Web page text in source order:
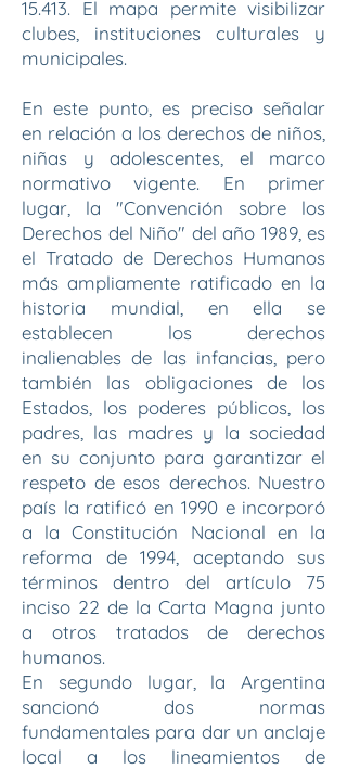
15.413. El mapa permite visibilizar
clubes, instituciones culturales y
municipales.
​En este punto, es preciso señalar
en relación a los derechos de niños,
niñas y adolescentes, el marco
normativo vigente. En primer
lugar, la "Convención sobre los
Derechos del Niño" del año 1989, es
el Tratado de Derechos Humanos
más ampliamente ratificado en la
historia mundial, en ella se
establecen los derechos
inalienables de las infancias, pero
también las obligaciones de los
Estados, los poderes públicos, los
padres, las madres y la sociedad
en su conjunto para garantizar el
respeto de esos derechos. Nuestro
país la ratificó en 1990 e incorporó
a la Constitución Nacional en la
reforma de 1994, aceptando sus
términos dentro del artículo 75
inciso 22 de la Carta Magna junto
a otros tratados de derechos
humanos.
En segundo lugar, la Argentina
sancionó dos normas
fundamentales para dar un anclaje
local a los lineamientos de